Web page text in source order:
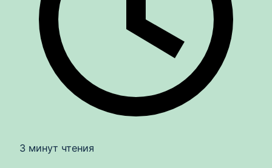
3 минут чтения